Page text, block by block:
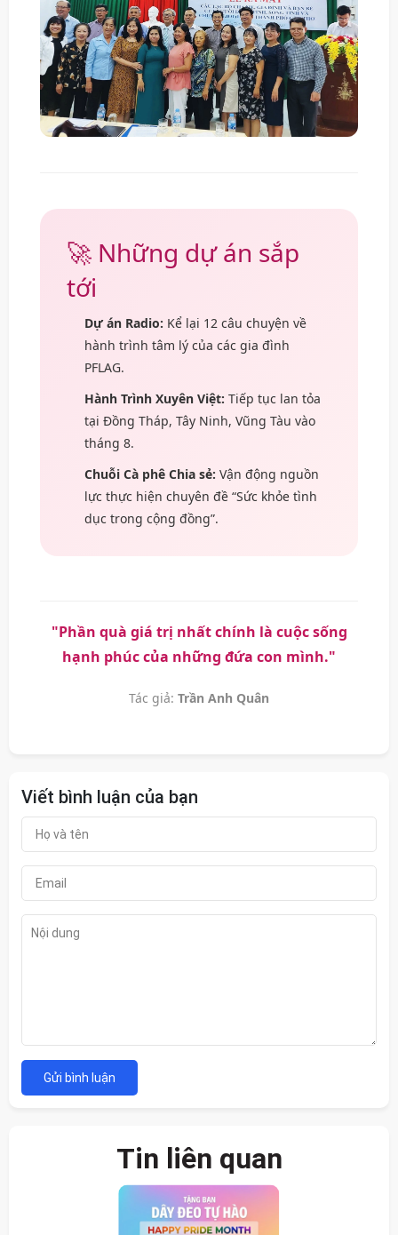
🚀 Những dự án sắp
tới
Dự án Radio: Kể lại 12 câu chuyện về
hành trình tâm lý của các gia đình
PFLAG.
Hành Trình Xuyên Việt: Tiếp tục lan tỏa
tại Đồng Tháp, Tây Ninh, Vũng Tàu vào
tháng 8.
Chuỗi Cà phê Chia sẻ: Vận động nguồn
lực thực hiện chuyên đề “Sức khỏe tình
dục trong cộng đồng”.
"Phần quà giá trị nhất chính là cuộc sống
hạnh phúc của những đứa con mình."
Tác giả: Trần Anh Quân
Viết bình luận của bạn
Gửi bình luận
Tin liên quan